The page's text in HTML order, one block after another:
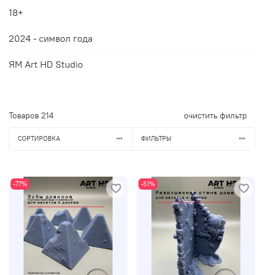
Товаров 214 очистить фильтр
СОРТИРОВКА ФИЛЬТРЫ
-77% -51%
18+
2024 - символ года
ЯМ Art HD Studio